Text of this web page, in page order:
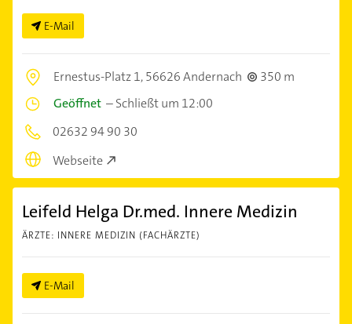
E-Mail
Ernestus-Platz 1,56626 Andernach
350 m
Geöffnet –Schließt um 12:00
02632 94 90 30
Webseite
Leifeld Helga Dr.med. Innere Medizin
ÄRZTE: INNERE MEDIZIN (FACHÄRZTE)
E-Mail